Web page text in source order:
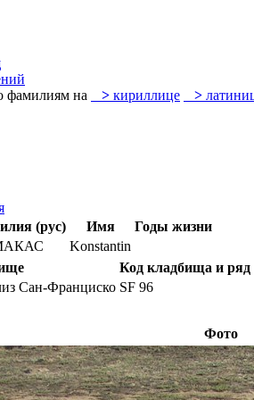
фамилиям на
> кириллице >
(рус) Имя
Годы жизни
Konstantin
Код кладбища и ряд
Сан-Франциско SF 96
Фото